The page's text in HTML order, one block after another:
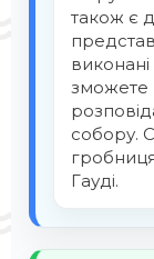
також є
зможете
собору.
Гауді.